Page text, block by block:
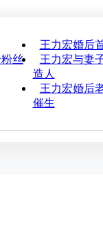
王力宏婚后
丝
王力宏与妻
造人
王力宏婚后
催生